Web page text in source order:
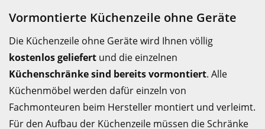
Vormontierte Küchenzeile ohne Geräte
Die Küchenzeile ohne Geräte wird Ihnen völlig
kostenlos geliefert und die einzelnen
Küchenschränke sind bereits vormontiert. Alle
Küchenmöbel werden dafür einzeln von
Fachmonteuren beim Hersteller montiert und verleimt.
Für den Aufbau der Küchenzeile müssen die Schränke